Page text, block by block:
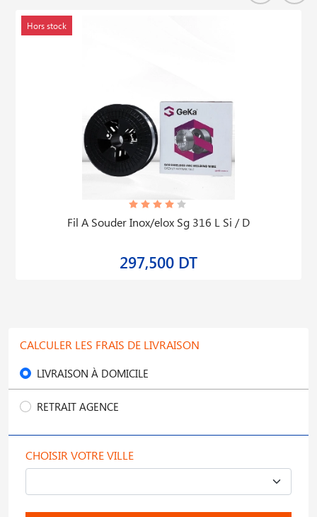
Hors stock
Fil A Souder Inox/elox Sg 316 L Si / D
297,500 DT
CALCULER LES FRAIS DE LIVRAISON
LIVRAISON À DOMICILE
RETRAIT AGENCE
CHOISIR VOTRE VILLE